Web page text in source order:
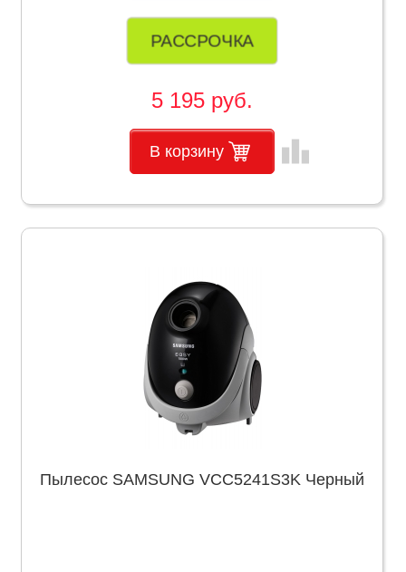
РАССРОЧКА
5 195 руб.
В корзину leaderboard
Пылесос SAMSUNG VCC5241S3K Черный